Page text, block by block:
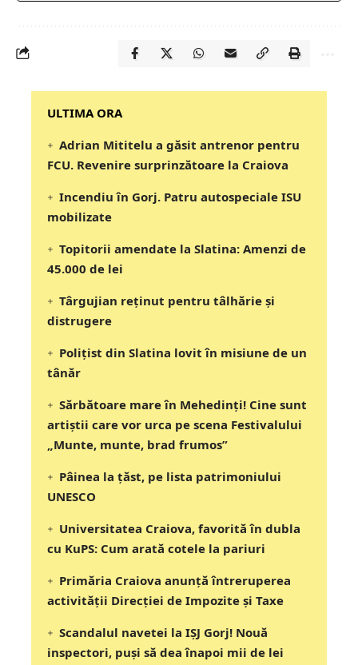
‎‎‎‎‎‎‎ULTIMA ORA
Adrian Mititelu a găsit antrenor pentru
FCU. Revenire surprinzătoare la Craiova
Incendiu în Gorj. Patru autospeciale ISU
mobilizate
Topitorii amendate la Slatina: Amenzi de
45.000 de lei
Târgujian reținut pentru tâlhărie și
distrugere
Polițist din Slatina lovit în misiune de un
tânăr
Sărbătoare mare în Mehedinți! Cine sunt
artiștii care vor urca pe scena Festivalului
„Munte, munte, brad frumos”
Pâinea la țăst, pe lista patrimoniului
UNESCO
Universitatea Craiova, favorită în dubla
cu KuPS: Cum arată cotele la pariuri
Primăria Craiova anunță întreruperea
activității Direcției de Impozite și Taxe
Scandalul navetei la IȘJ Gorj! Nouă
inspectori, puși să dea înapoi mii de lei